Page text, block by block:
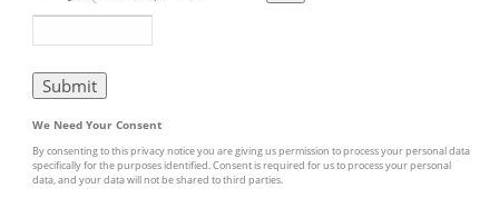
We Need Your Consent
By consenting to this privacy notice you are giving us permission to process your personal data
specifically for the purposes identified. Consent is required for us to process your personal
data, and your data will not be shared to third parties.